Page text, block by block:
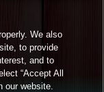
We also
to provide
and to
“Accept All
our website.